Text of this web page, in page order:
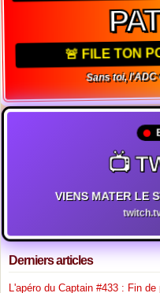
🚨 FILE TON
Sans toi, l'ADC
📺
VIENS MATER LE
Derniers articles
L'apéro du Captain #433 : Fin